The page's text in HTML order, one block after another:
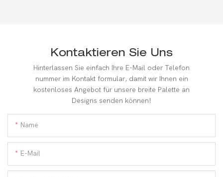
Kontaktieren Sie Uns
Hinterlassen Sie einfach Ihre E-Mail oder Telefon
nummer im Kontakt formular, damit wir Ihnen ein
kostenloses Angebot für unsere breite Palette an
Designs senden können!
Name
E-Mail